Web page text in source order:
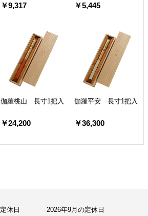
￥9,317 ￥5,445
伽羅桃山 長寸1把入
￥24,200
伽羅平安 長寸1把入
￥36,300
休日
2026年9月の定休日